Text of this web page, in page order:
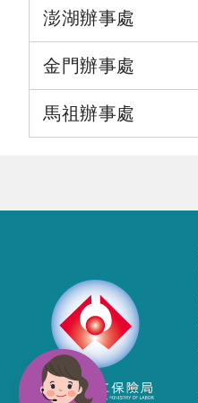
澎湖辦事處
金門辦事處
馬祖辦事處